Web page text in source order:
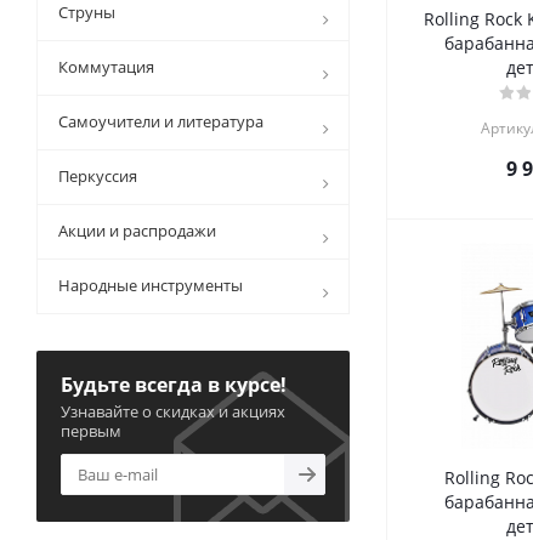
Rolling Rock
9
Rolling
Струны
Коммутация
Самоучители и литература
Перкуссия
Акции и распродажи
Народные инструменты
Будьте всегда в курсе!
Узнавайте о скидках и акциях
первым